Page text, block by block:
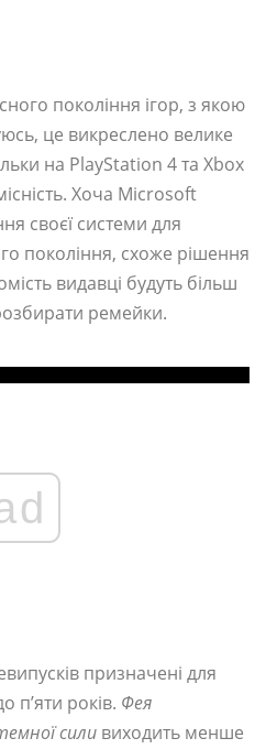
покоління ігор, з якою
це викреслено велике
на PlayStation 4 та Xbox
Хоча Microsoft
своєї системи для
покоління, схоже рішення
видавці будуть більш
ремейки.
призначені для
п’яти років. Фея
сили виходить менше